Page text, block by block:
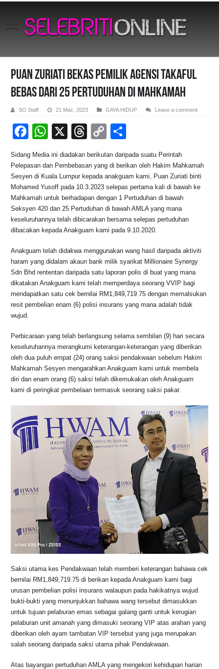
Puan Zuriati Bekas Pemilik Agensi Takaful
Bebas Dari 25 Pertuduhan Di Mahkamah
SO Staff 21 Mac, 2023 GAYA HIDUP Leave a comment
F
c
e
b
o
o
W
at
s
A
p
p
X
T
e
a
d
s
C
p
y
Li
n
k
ar
e
Sidang Media ini diadakan berikutan daripada suatu Perintah
Pelepasan dan Pembebasan yang di berikan oleh Hakim Mahkamah
Sesyen di Kuala Lumpur kepada anakguam kami, Puan Zuriati binti
Mohamed Yusoff pada 10.3.2023 selepas pertama kali di bawah ke
Mahkamah untuk berhadapan dengan 1 Pertuduhan di bawah
Seksyen 420 dan 25 Pertuduhan di bawah AMLA yang mana
keseluruhannya telah dibicarakan bersama selepas pertuduhan
dibacakan kepada Anakguam kami pada 9.10.2020.
Anakguam telah didakwa menggunakan wang hasil daripada aktiviti
haram yang didalam akaun bank milik syarikat Millionaire Synergy
Sdn Bhd rententan daripada satu laporan polis di buat yang mana
dikatakan Anakguam kami telah memperdaya seorang VVIP bagi
mendapatkan satu cek bernilai RM1,849,719.75 dengan memalsukan
resit pembelian enam (6) polisi insurans yang mana adalah tidak
wujud.
Perbicaraan yang telah berlangsung selama sembilan (9) hari secara
keseluruhannya merangkumi keterangan-keterangan yang diberikan
oleh dua puluh empat (24) orang saksi pendakwaan sebelum Hakim
Mahkamah Sesyen mengarahkan Anakguam kami untuk membela
diri dan enam orang (6) saksi telah dikemukakan oleh Anakguam
kami di peringkat pembelaan termasuk seorang saksi pakar.
Saksi utama kes Pendakwaan telah memberi keterangan bahawa cek
bernilai RM1,849,719.75 di berikan kepada Anakguam kami bagi
urusan pembelian polisi insurans walaupun pada hakikatnya wujud
bukti-bukti yang menunjukkan bahawa wang tersebut dimasukkan
untuk tujuan pelaburan emas sebagai galang ganti untuk kerugian
pelaburan unit amanah yang dimasuki seorang VIP atas arahan yang
diberikan oleh ayam tambatan VIP tersebut yang juga merupakan
salah seorang daripada saksi utama pihak Pendakwaan.
Atas bayangan pertuduhan AMLA yang mengekori kehidupan harian